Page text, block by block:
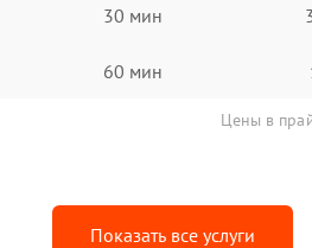
30 мин
60 мин
Цены в
Показать все услуги